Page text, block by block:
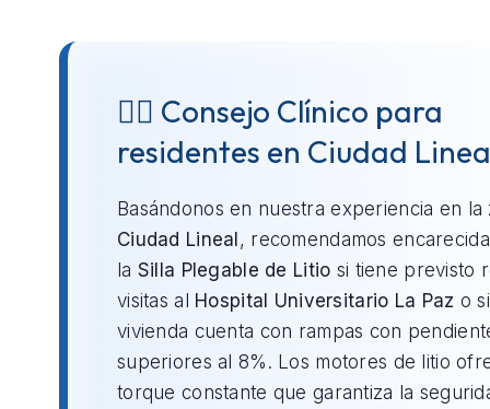
👨‍⚕️ Consejo Clínico para
residentes en Ciudad
Basándonos en nuestra experiencia en la
Ciudad Lineal, recomendamos
la Silla Plegable de Litio si tiene previsto
visitas al Hospital Universitario La Paz o
vivienda cuenta con rampas con
superiores al 8%. Los motores de litio
torque constante que garantiza la